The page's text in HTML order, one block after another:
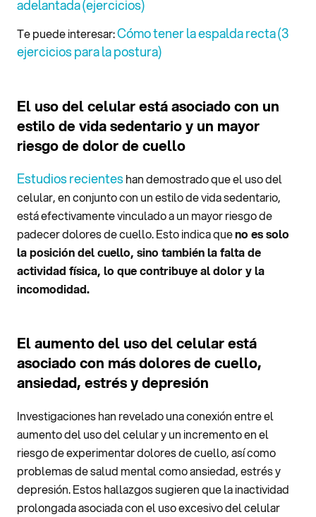
adelantada (ejercicios)
Te puede interesar:Cómo tener la espalda recta (3
ejercicios para la postura)
El uso del celular está asociado con un
estilo de vida sedentario y un mayor
riesgo de dolor de cuello
Estudios recienteshan demostrado que el uso del
celular, en conjunto con un estilo de vida sedentario,
está efectivamente vinculado a un mayor riesgo de
padecer dolores de cuello. Esto indica queno es solo
la posición del cuello, sino también la falta de
actividad física, lo que contribuye al dolor y la
incomodidad.
El aumento del uso del celular está
asociado con más dolores de cuello,
ansiedad, estrés y depresión
Investigaciones han revelado una conexión entre el
aumento del uso del celular y un incremento en el
riesgo de experimentar dolores de cuello, así como
problemas de salud mental como ansiedad, estrés y
depresión. Estos hallazgos sugieren que la inactividad
prolongada asociada con el uso excesivo del celular